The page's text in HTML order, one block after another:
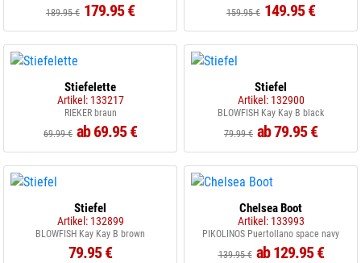
189.95 € 179.95 €
159.95 € 149.95 €
Stiefelette
Artikel: 133217
RIEKER braun
69.99 € ab 69.95 €
Stiefel
Artikel: 132900
BLOWFISH Kay Kay B black
79.99 € ab 79.95 €
Stiefel
Artikel: 132899
BLOWFISH Kay Kay B brown
79.95 €
Chelsea Boot
Artikel: 133993
PIKOLINOS Puertollano space navy
139.95 € ab 129.95 €